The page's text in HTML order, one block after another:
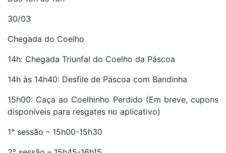
30/03
Chegada do Coelho
14h: Chegada Triunfal do Coelho da Páscoa
14h às 14h40: Desfile de Páscoa com Bandinha
15h00: Caça ao Coelhinho Perdido (Em breve, cupons
disponíveis para resgates no aplicativo)
1° sessão – 15h00-15h30